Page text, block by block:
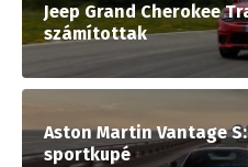
Jeep Grand Cherokee
számítottak
Aston Martin Vantage
sportkupé